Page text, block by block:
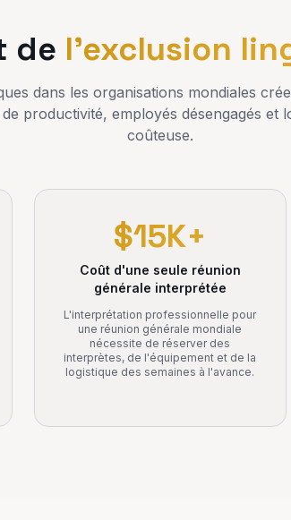
de l'exclusion
dans les organisations mondiales
productivité, employés désengagés et
coûteuse.
$15K+
Coût d'une seule réunion
générale interprétée
L'interprétation professionnelle pour
une réunion générale mondiale
nécessite de réserver des
interprètes, de l'équipement et de la
logistique des semaines à l'avance.